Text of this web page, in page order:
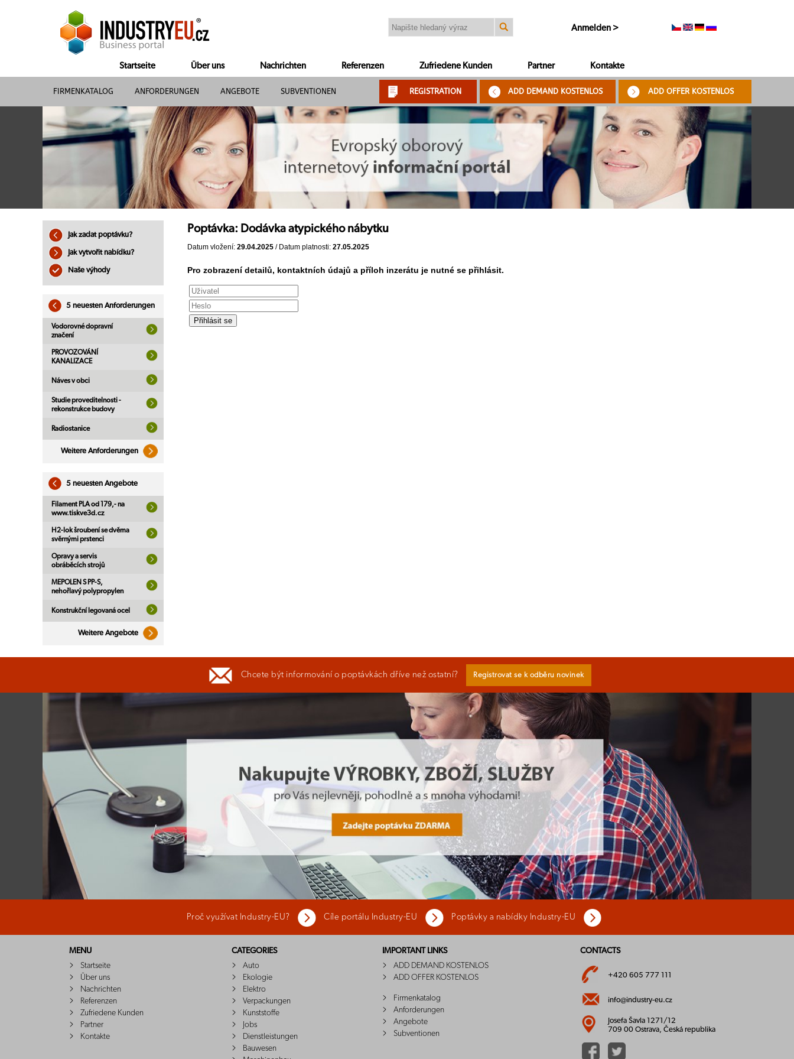
Anmelden >
Startseite Über uns Nachrichten Referenzen Zufriedene Kunden Partner Kontakte
FIRMENKATALOG ANFORDERUNGEN ANGEBOTE SUBVENTIONEN REGISTRATION ADD DEMAND KOSTENLOS ADD OFFER KOSTENLOS
Jak zadat poptávku?
Jak vytvořit nabídku?
Naše výhody
5 neuesten Anforderungen
Vodorovné dopravní
značení
PROVOZOVÁNÍ
KANALIZACE
Náves v obci
Studie proveditelnosti -
rekonstrukce budovy
Radiostanice
Weitere Anforderungen
5 neuesten Angebote
Filament PLA od 179,- na
www.tiskve3d.cz
H2-lok šroubení se dvěma
svěrnými prstenci
Opravy a servis
obráběcích strojů
MEPOLEN S PP-S,
nehořlavý polypropylen
Konstrukční legovaná ocel
Weitere Angebote
Poptávka: Dodávka atypického nábytku
Datum vložení: 29.04.2025 / Datum platnosti: 27.05.2025
Pro zobrazení detailů, kontaktních údajů a příloh inzerátu je nutné se přihlásit.
Chcete být informování o poptávkách dříve než ostatní? Registrovat se k odběru novinek
Proč využívat Industry-EU? Cíle portálu Industry-EU Poptávky a nabídky Industry-EU
MENU
Startseite
Über uns
Nachrichten
Referenzen
Zufriedene Kunden
Partner
Kontakte
CATEGORIES
Auto
Ekologie
Elektro
Verpackungen
Kunststoffe
Jobs
Dienstleistungen
Bauwesen
IMPORTANT LINKS
ADD DEMAND KOSTENLOS
ADD OFFER KOSTENLOS
Firmenkatalog
Anforderungen
Angebote
Subventionen
CONTACTS
+420 605 777 111
info@industry-eu.cz
Josefa Šavla 1271/12
709 00 Ostrava, Česká republika